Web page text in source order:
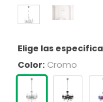
Elige las
Color: Cromo